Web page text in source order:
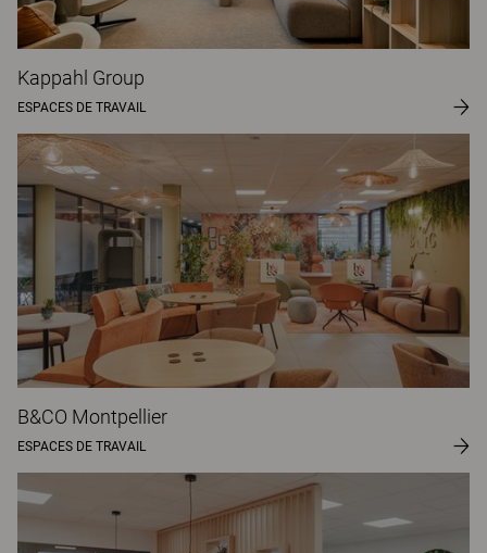
Kappahl Group
ESPACES DE TRAVAIL
B&CO Montpellier
ESPACES DE TRAVAIL